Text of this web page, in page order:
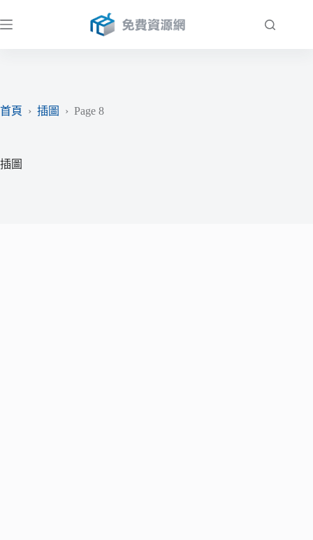
至
首頁
› 插圖 › Page 8
插圖